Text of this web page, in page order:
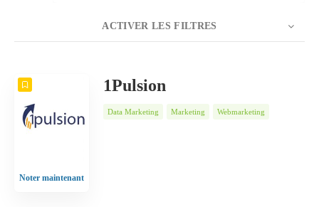
ACTIVER LES FILTRES
Noter maintenant
1Pulsion
Data Marketing Marketing Webmarketing